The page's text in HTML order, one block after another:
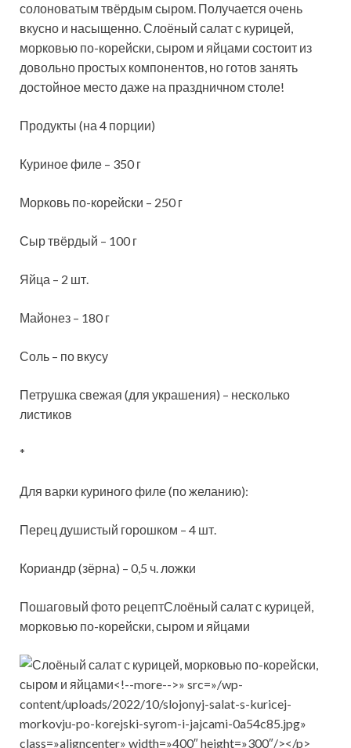
солоноватым твёрдым сыром. Получается очень
вкусно и насыщенно. Слоёный салат с курицей,
морковью по-корейски, сыром и яйцами состоит из
довольно простых компонентов, но готов занять
достойное место даже на праздничном столе!
Продукты (на 4 порции)
Куриное филе – 350 г
Морковь по-корейски – 250 г
Сыр твёрдый – 100 г
Яйца – 2 шт.
Майонез – 180 г
Соль – по вкусу
Петрушка свежая (для украшения) – несколько
листиков
*
Для варки куриного филе (по желанию):
Перец душистый горошком – 4 шт.
Кориандр (зёрна) – 0,5 ч. ложки
Пошаговый фото рецептСлоёный салат с курицей,
морковью по-корейски, сыром и яйцами